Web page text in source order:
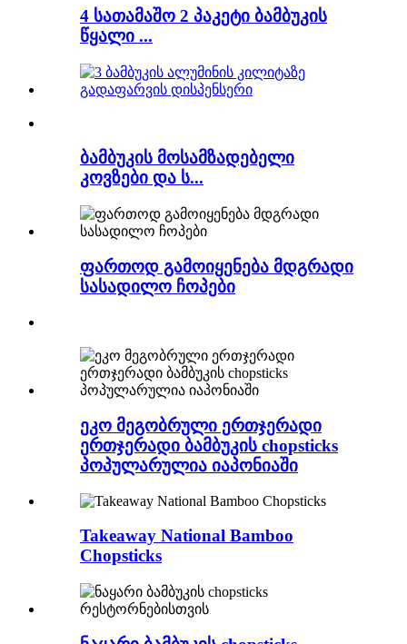
4 სათამაშო 2 პაკეტი ბამბუკის
წყალი ...
ბამბუკის მოსამზადებელი
კოვზები და ს...
ფართოდ გამოიყენება მდგრადი
სასადილო ჩოპები
ეკო მეგობრული ერთჯერადი
ერთჯერადი ბამბუკის chopsticks
პოპულარულია იაპონიაში
Takeaway National Bamboo
Chopsticks